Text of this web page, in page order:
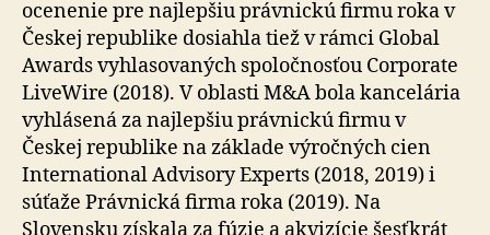
ocenenie pre najlepšiu právnickú firmu roka v
Českej republike dosiahla tiež v rámci Global
Awards vyhlasovaných spoločnosťou Corporate
LiveWire (2018). V oblasti M&A bola kancelária
vyhlásená za najlepšiu právnickú firmu v
Českej republike na základe výročných cien
International Advisory Experts (2018, 2019) i
súťaže Právnická firma roka (2019). Na
Slovensku získala za fúzie a akvizície šesťkrát